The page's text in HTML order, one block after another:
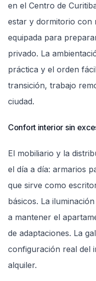
en el Centro de
estar y dormitorio con
equipada para
privado. La
práctica y el orden
transición, trabajo
ciudad.
Confort interior sin
El mobiliario y la
el día a día: armarios
que sirve como
básicos. La
a mantener el
de adaptaciones. La
configuración real del
alquiler.